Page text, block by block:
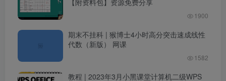
1900
期末不挂科 | 猴博士4小时高分突击速成线性
代数（新版） 网课
1582
教程 | 2023年3月小黑课堂计算机二级WPS